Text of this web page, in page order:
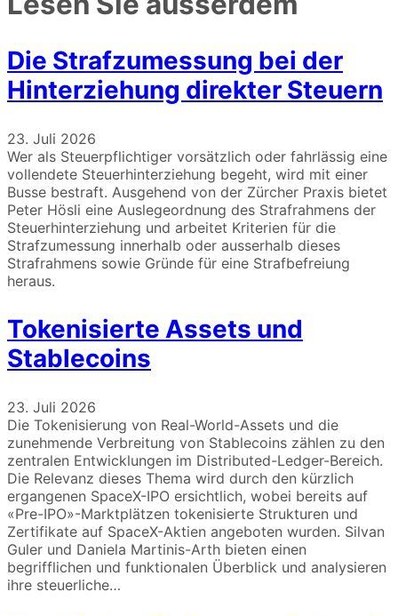
Die Strafzumessung bei der
Hinterziehung direkter Steuern
23. Juli 2026
Wer als Steuerpflichtiger vorsätzlich oder fahrlässig eine
vollendete Steuerhinterziehung begeht, wird mit einer
Busse bestraft. Ausgehend von der Zürcher Praxis bietet
Peter Hösli eine Auslegeordnung des Strafrahmens der
Steuerhinterziehung und arbeitet Kriterien für die
Strafzumessung innerhalb oder ausserhalb dieses
Strafrahmens sowie Gründe für eine Strafbefreiung
heraus.
Tokenisierte Assets und
Stablecoins
23. Juli 2026
Die Tokenisierung von Real-World-Assets und die
zunehmende Verbreitung von Stablecoins zählen zu den
zentralen Entwicklungen im Distributed-Ledger-Bereich.
Die Relevanz dieses Thema wird durch den kürzlich
ergangenen SpaceX-IPO ersichtlich, wobei bereits auf
«Pre-IPO»-Marktplätzen tokenisierte Strukturen und
Zertifikate auf SpaceX-Aktien angeboten wurden. Silvan
Guler und Daniela Martinis-Arth bieten einen
begrifflichen und funktionalen Überblick und analysieren
ihre steuerliche…